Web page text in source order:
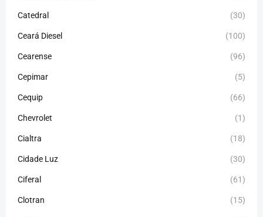
Catedral (30)
Ceará Diesel (100)
Cearense (96)
Cepimar (5)
Cequip (66)
Chevrolet (1)
Cialtra (18)
Cidade Luz (30)
Ciferal (61)
Clotran (15)